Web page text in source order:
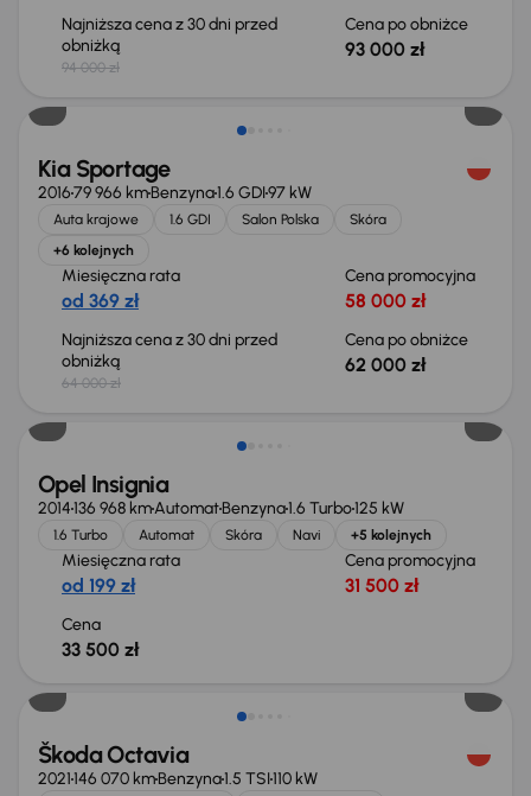
Najniższa cena z 30 dni przed
obniżką
94 000 zł
Cena po obniżce
93 000 zł
Taniej o 2 000 zł
Kia Sportage
201679 966 kmBenzyna1.6 GDI97 kW
Auta krajowe 1.6 GDI Salon Polska
Skóra
+6 kolejnych
Miesięczna rata
od 369 zł
Cena promocyjna
58 000 zł
Najniższa cena z 30 dni przed
obniżką
64 000 zł
Cena po obniżce
62 000 zł
Opel Insignia
2014136 968 kmAutomatBenzyna1.6 Turbo125 kW
1.6 Turbo Automat Skóra Navi +5 kolejnych
Miesięczna rata
od 199 zł
Cena promocyjna
31 500 zł
Cena
33 500 zł
Taniej o 1 000 zł
Škoda Octavia
2021146 070 kmBenzyna1.5 TSI110 kW